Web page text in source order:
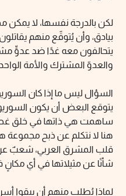
لكن بالدرجة نفسها، لا يمكن
بيادق، وأن يُتوقّع منهم
يتحالفون معه غدًا ضد عدوٍّ
والعدوّ المشترك والأمة
السؤال ليس ما إذا كان
يتوقع البعض أن يكون
ساهمت هي ذاتها في خلق
هنا لا نتكلم عن ذبح مجموعة
قلب المشرق العربي، شعبٌ
شأنًا عن مثيلاتها في أي مكانٍ
لماذا يُطلب منهم أن يبقوا